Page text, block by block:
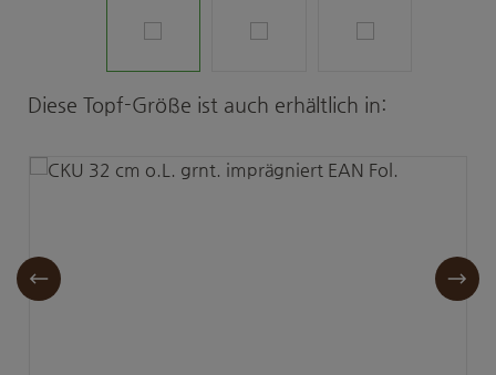
Produktgalerie überspringen
Diese Topf-Größe ist auch erhältlich in: